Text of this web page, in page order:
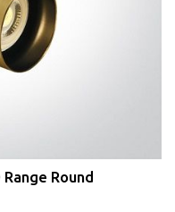
Round